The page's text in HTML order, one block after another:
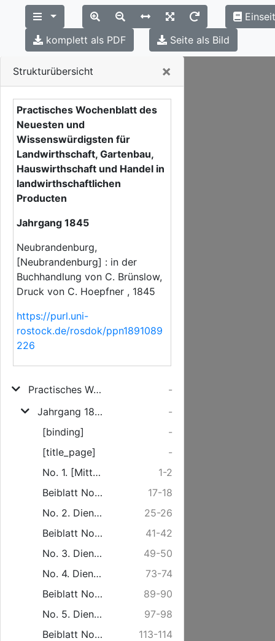
Strukturübersicht ×
Practisches Wochenblatt des
Neuesten und
Wissenswürdigsten für
Landwirthschaft, Gartenbau,
Hauswirthschaft und Handel in
landwirthschaftlichen
Producten
Jahrgang 1845
Neubrandenburg,
[Neubrandenburg] : in der
Buchhandlung von C. Brünslow,
Druck von C. Hoepfner , 1845
https://purl.uni-
rostock.de/rosdok/ppn1891089
226
Practisches Wochenblatt des Neuesten und Wissenswürdigsten für Landwirthschaft, Gartenbau, Hauswirthschaft und Handel in landwirthschaftlichen Producten
-
Jahrgang 1845
-
[binding]
-
[title_page]
-
No. 1. [Mittwoch] den 1. Januar.
1-2
Beiblatt No. 1. Freitag den 3. Januar.
17-18
No. 2. Dienstag den 7. Januar.
25-26
Beiblatt No. 2. Freitag den 10. Januar.
41-42
No. 3. Dienstag den 14. Januar.
49-50
No. 4. Dienstag den 21. Januar.
73-74
Beiblatt No. 4. Freitag den 24. Januar.
89-90
No. 5. Dienstag den 28. Januar.
97-98
Beiblatt No. 5. Freitag den 31. Januar.
113-114
komplett als PDF
Seite als Bild